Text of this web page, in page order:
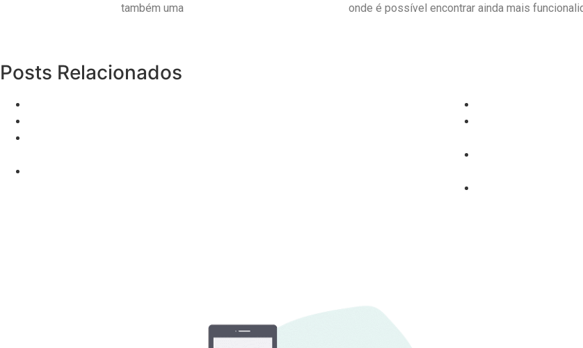
também uma
onde é possível encontrar ainda mais
Posts Relacionados